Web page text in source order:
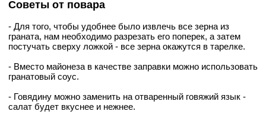
Советы от повара
- Для того, чтобы удобнее было извлечь все зерна из
граната, нам необходимо разрезать его поперек, а затем
постучать сверху ложкой - все зерна окажутся в тарелке.
- Вместо майонеза в качестве заправки можно использовать
гранатовый соус.
- Говядину можно заменить на отваренный говяжий язык -
салат будет вкуснее и нежнее.